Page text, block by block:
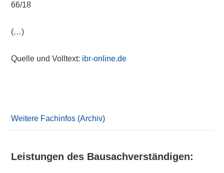
66/18
(…)
Quelle und Volltext: ibr-online.de
Weitere Fachinfos (Archiv)
Leistungen des Bausachverständigen: